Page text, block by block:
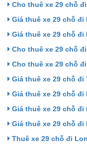
Cho thuê xe 29 chỗ
Giá thuê xe 29 chỗ đi
Giá thuê xe 29 chỗ đi
Cho thuê xe 29 chỗ
Cho thuê xe 29 chỗ
Giá thuê xe 29 chỗ đi
Giá thuê xe 29 chỗ đi
Giá thuê xe 29 chỗ đi
Giá thuê xe 29 chỗ đi
Thuê xe 29 chỗ đi